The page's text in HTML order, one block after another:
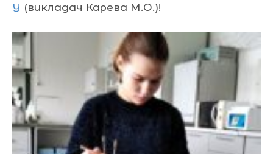
Y (викладач Карева М.О.)!